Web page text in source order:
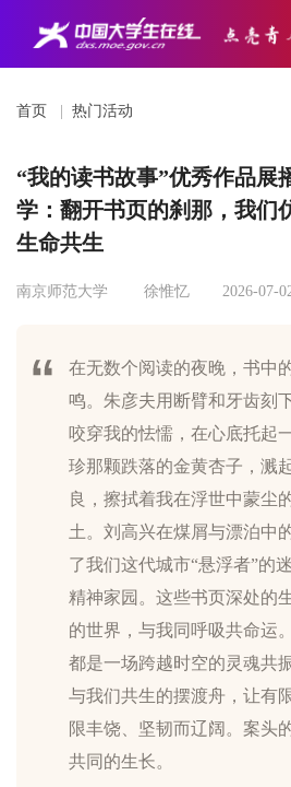
首页 热门活动
“我的读书故事”优秀作品展
学：翻开书页的刹那，我们
生命共生
南京师范大学 徐惟忆 2026-07-
在无数个阅读的夜晚，书中
鸣。朱彦夫用断臂和牙齿刻
咬穿我的怯懦，在心底托起
珍那颗跌落的金黄杏子，溅
良，擦拭着我在浮世中蒙尘
土。刘高兴在煤屑与漂泊中
了我们这代城市“悬浮者”的
精神家园。这些书页深处的
的世界，与我同呼吸共命运
都是一场跨越时空的灵魂共
与我们共生的摆渡舟，让有
限丰饶、坚韧而辽阔。案头
共同的生长。